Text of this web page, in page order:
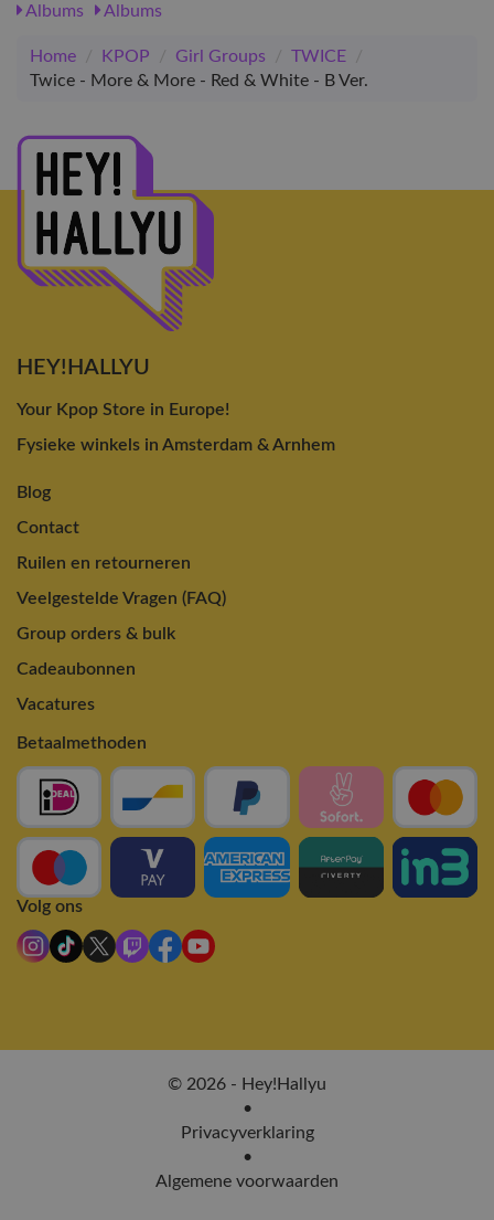
Albums
Albums
Home / KPOP / Girl Groups / TWICE
/
Twice - More & More - Red & White - B Ver.
HEY!HALLYU
Your Kpop Store in Europe!
Fysieke winkels in Amsterdam & Arnhem
Blog
Contact
Ruilen en retourneren
Veelgestelde Vragen (FAQ)
Group orders & bulk
Cadeaubonnen
Vacatures
Betaalmethoden
Volg ons
© 2026 - Hey!Hallyu
•
Privacyverklaring
•
Algemene voorwaarden